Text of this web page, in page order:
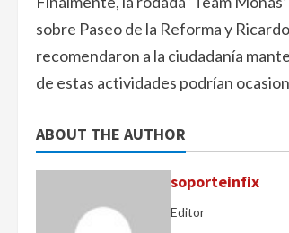
sobre Paseo de la Reforma y
recomendaron a la ciudadanía
de estas actividades podrían
ABOUT THE AUTHOR
soporteinfix
Editor